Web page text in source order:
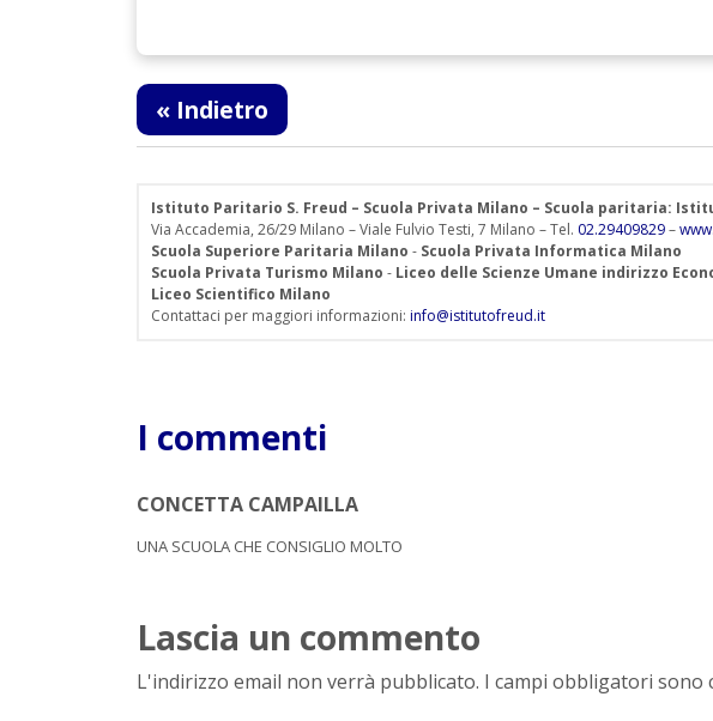
« Indietro
Istituto Paritario S. Freud – Scuola Privata Milano – Scuola paritaria:
Via Accademia, 26/29 Milano – Viale Fulvio Testi, 7 Milano – Tel. 02.29409829–
Scuola Superiore Paritaria Milano - Scuola Privata Informatica Milano
Scuola Privata Turismo Milano - Liceo delle Scienze Umane indirizzo
Liceo Scientifico Milano
Contattaci per maggiori informazioni: info@istitutofreud.it
I commenti
CONCETTA CAMPAILLA
UNA SCUOLA CHE CONSIGLIO MOLTO
Lascia un commento
L'indirizzo email non verrà pubblicato. I campi obbligatori sono